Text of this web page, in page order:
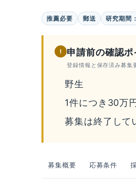
推薦必要 郵送 研究期間
! 申請前の確認ポ
登録情報と保存済み募集
野生
1件につき30万
募集は終了して
募集概要 応募条件